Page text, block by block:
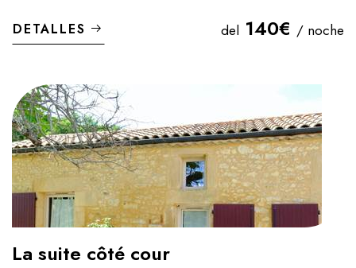
DETALLES del 140€ / noche
La suite côté cour